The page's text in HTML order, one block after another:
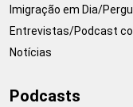
Imigração em Dia/
Entrevistas/Podcast
Notícias
Podcasts